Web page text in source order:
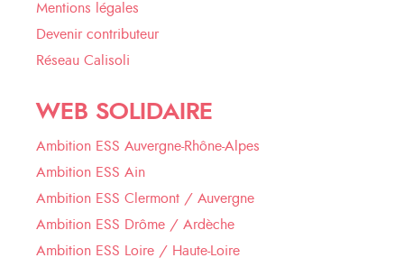
Mentions légales
Devenir contributeur
Réseau Calisoli
WEB SOLIDAIRE
Ambition ESS Auvergne-Rhône-Alpes
Ambition ESS Ain
Ambition ESS Clermont / Auvergne
Ambition ESS Drôme / Ardèche
Ambition ESS Loire / Haute-Loire